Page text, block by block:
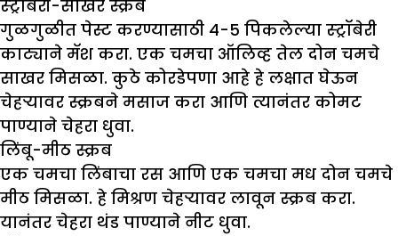
स्ट्रॉबेरी-साखर स्क्रब
गुळगुळीत पेस्ट करण्यासाठी 4-5 पिकलेल्या स्ट्रॉबेरी
काट्याने मॅश करा. एक चमचा ऑलिव्ह तेल दोन चमचे
साखर मिसळा. कुठे कोरडेपणा आहे हे लक्षात घेऊन
चेहऱ्यावर स्क्रबने मसाज करा आणि त्यानंतर कोमट
पाण्याने चेहरा धुवा.
लिंबू-मीठ स्क्रब
एक चमचा लिंबाचा रस आणि एक चमचा मध दोन चमचे
मीठ मिसळा. हे मिश्रण चेहऱ्यावर लावून स्क्रब करा.
यानंतर चेहरा थंड पाण्याने नीट धुवा.